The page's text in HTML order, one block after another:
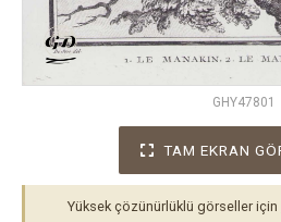
GHY47801
TAM EKRAN
Yüksek çözünürlüklü görseller için